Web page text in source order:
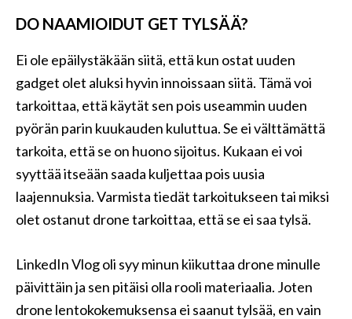
DO NAAMIOIDUT GET TYLSÄÄ?
Ei ole epäilystäkään siitä, että kun ostat uuden
gadget olet aluksi hyvin innoissaan siitä. Tämä voi
tarkoittaa, että käytät sen pois useammin uuden
pyörän parin kuukauden kuluttua. Se ei välttämättä
tarkoita, että se on huono sijoitus. Kukaan ei voi
syyttää itseään saada kuljettaa pois uusia
laajennuksia. Varmista tiedät tarkoitukseen tai miksi
olet ostanut drone tarkoittaa, että se ei saa tylsä.
LinkedIn Vlog oli syy minun kiikuttaa drone minulle
päivittäin ja sen pitäisi olla rooli materiaalia. Joten
drone lentokokemuksensa ei saanut tylsää, en vain